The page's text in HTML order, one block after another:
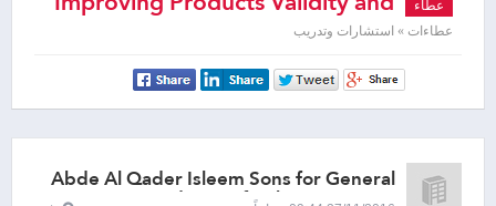
عطاء
Testing Procedures
عطاءات » استشارات وتدريب
Abde Al Qader Isleem Sons for General
Trade & Refreshments, Gaza